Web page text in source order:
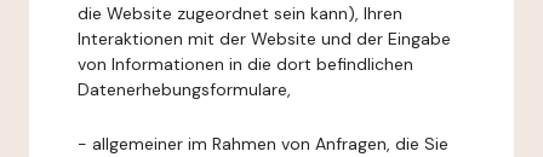
die Website zugeordnet sein kann), Ihren
Interaktionen mit der Website und der Eingabe
von Informationen in die dort befindlichen
Datenerhebungsformulare,
- allgemeiner im Rahmen von Anfragen, die Sie